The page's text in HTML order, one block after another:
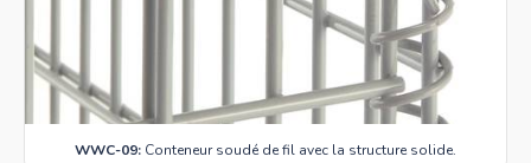
WWC-09: Conteneur soudé de fil avec la structure solide.